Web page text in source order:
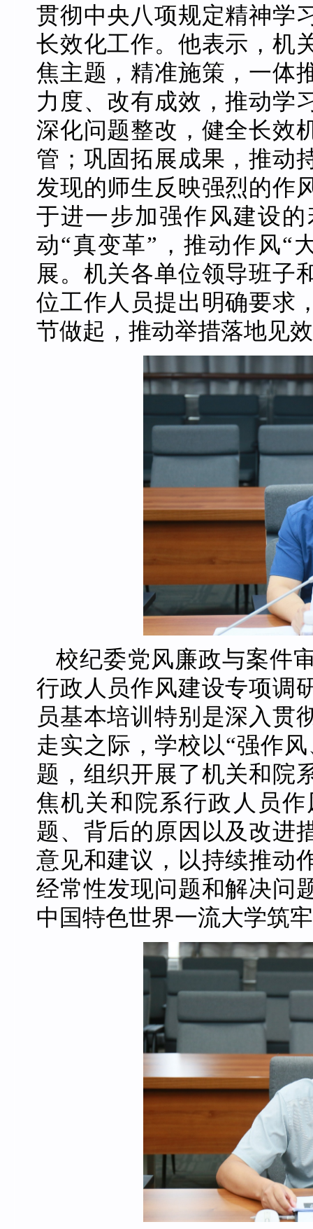
贯彻中央八项规定精神学
长效化工作。他表示，机
焦主题，精准施策，一体
力度、改有成效，推动学
深化问题整改，健全长效
管；巩固拓展成果，推动
发现的师生反映强烈的作
于进一步加强作风建设
动“真变革”，推动作风“
展。机关各单位领导班子
位工作人员提出明确要求
节做起，推动举措落地见
校纪委党风廉政与案件
行政人员作风建设专项调
员基本培训特别是深入贯
走实之际，学校以“强作
题，组织开展了机关和院
焦机关和院系行政人员
题、背后的原因以及改进
意见和建议，以持续推动
经常性发现问题和解决问
中国特色世界一流大学筑